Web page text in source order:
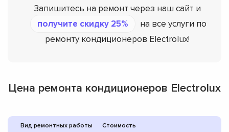
Запишитесь на ремонт через наш сайт и
получите скидку 25%
на все услуги по
ремонту кондиционеров Electrolux!
Цена ремонта кондиционеров Electrolux
Вид ремонтных работы Стоимость